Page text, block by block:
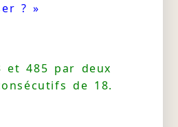
? »
et 485 par deux
de 18.